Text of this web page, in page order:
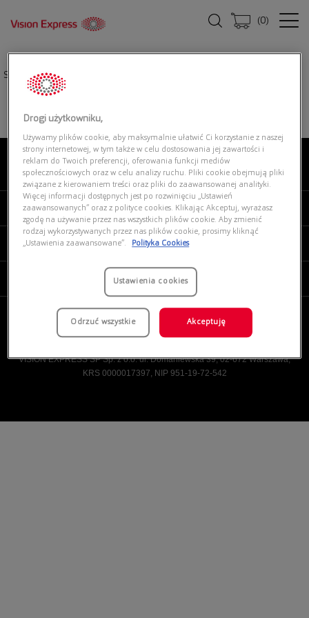
(0)
Strona główna|
O NAS
MOJE VISION EXPRESS
PRODUKTY I USŁUGI
VISION EXPRESS SP Sp. z o.o. ul. Domaniewska 39, 02-672 Warszawa,
KRS 0000017397, NIP 951-19-72-542
Drogi użytkowniku,
Używamy plików cookie, aby maksymalnie ułatwić Ci korzystanie z naszej
strony internetowej, w tym także w celu dostosowania jej zawartości i
reklam do Twoich preferencji, oferowania funkcji mediów
społecznościowych oraz w celu analizy ruchu. Pliki cookie obejmują pliki
związane z kierowaniem treści oraz pliki do zaawansowanej analityki.
Więcej informacji dostępnych jest po rozwinięciu „Ustawień
zaawansowanych” oraz z polityce cookies. Klikając Akceptuj, wyrażasz
zgodę na używanie przez nas wszystkich plików cookie. Aby zmienić
rodzaj wykorzystywanych przez nas plików cookie, prosimy kliknąć
„Ustawienia zaawansowane”.
Polityka Cookies
Ustawienia cookies
Odrzuć wszystkie Akceptuję